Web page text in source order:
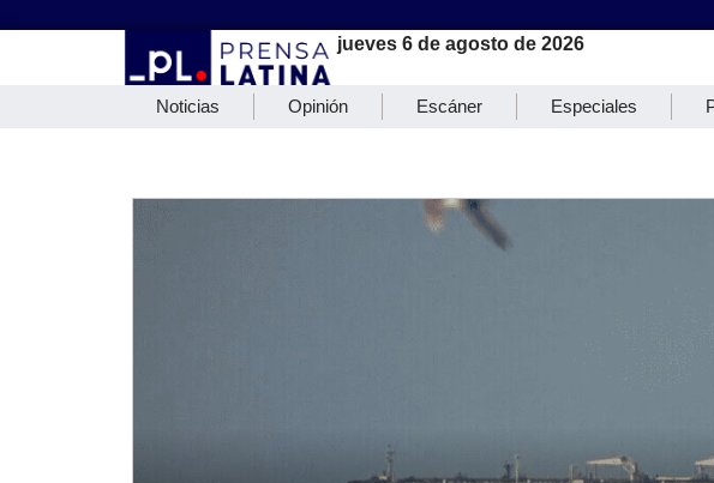
jueves 6 de agosto de 2026
Noticias Opinión Escáner Especiales